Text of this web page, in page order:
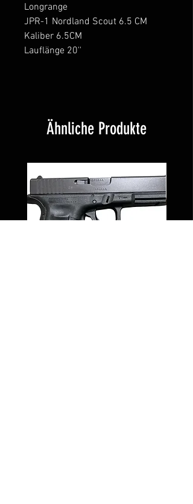
Longrange
JPR-1 Nordland Scout 6.5 CM
Kaliber 6.5CM
Lauflänge 20''
Ähnliche Produkte